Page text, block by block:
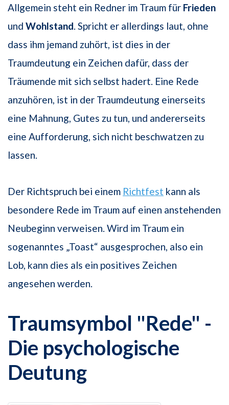
Allgemein steht ein Redner im Traum für Frieden
und Wohlstand. Spricht er allerdings laut, ohne
dass ihm jemand zuhört, ist dies in der
Traumdeutung ein Zeichen dafür, dass der
Träumende mit sich selbst hadert. Eine Rede
anzuhören, ist in der Traumdeutung einerseits
eine Mahnung, Gutes zu tun, und andererseits
eine Aufforderung, sich nicht beschwatzen zu
lassen.
Der Richtspruch bei einem Richtfest kann als
besondere Rede im Traum auf einen anstehenden
Neubeginn verweisen. Wird im Traum ein
sogenanntes „Toast“ ausgesprochen, also ein
Lob, kann dies als ein positives Zeichen
angesehen werden.
Traumsymbol "Rede" -
Die psychologische
Deutung